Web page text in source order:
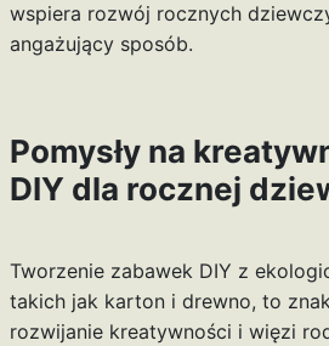
wspiera rozwój rocznych
angażujący sposób.
Pomysły na
DIY dla rocznej
Tworzenie zabawek DIY z
takich jak karton i drewno, to
rozwijanie kreatywności i więzi